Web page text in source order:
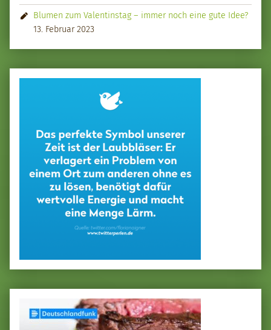
Blumen zum Valentinstag – immer noch eine gute Idee?
13. Februar 2023